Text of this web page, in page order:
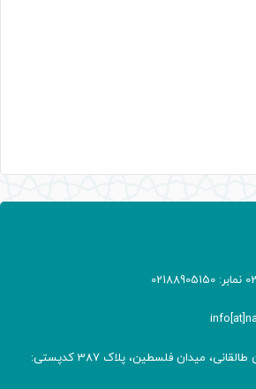
آدرس: پسـتی تهران، خیابان طالقانی، میدان فلسطین، پلاک 387 کدپستی: